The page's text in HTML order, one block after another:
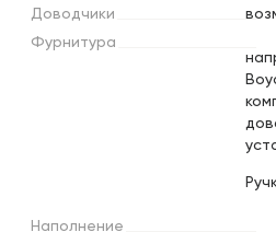
Доводчики
Фурнитура
Наполнение